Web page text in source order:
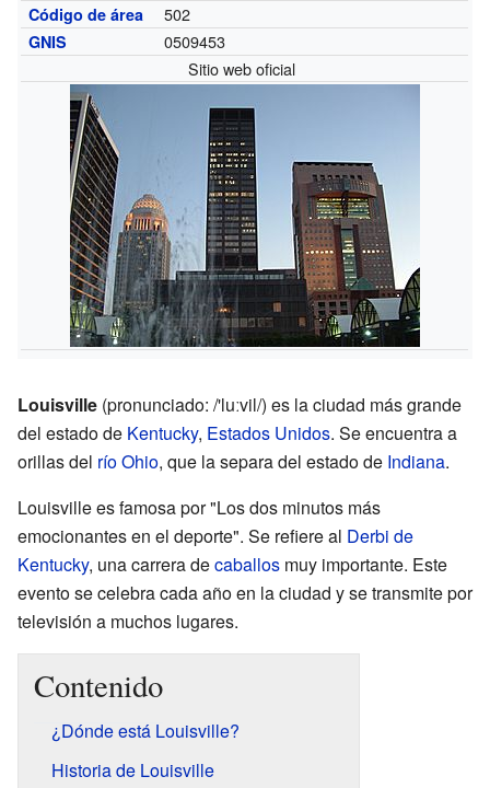
Código de área 502
GNIS
0509453
Sitio web oficial
Louisville (pronunciado: /'luːvil/) es la ciudad más grande
del estado de Kentucky, Estados Unidos. Se encuentra a
orillas del río Ohio, que la separa del estado de Indiana.
Louisville es famosa por "Los dos minutos más
emocionantes en el deporte". Se refiere al Derbi de
Kentucky, una carrera decaballos muy importante. Este
evento se celebra cada año en la ciudad y se transmite por
televisión a muchos lugares.
Contenido
¿Dónde está Louisville?
Historia de Louisville